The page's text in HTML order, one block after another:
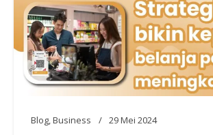
Blog,Business 29 Mei 2024